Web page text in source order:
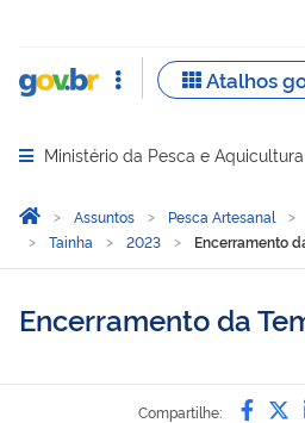
Abrir menu principal de
Ministério da Pesca e Aquicultura
Você está aqui:
Página Inicial
Assuntos Pesca Artesanal
Tainha
2023 Encerramento
Encerramento da
Compartilhe: